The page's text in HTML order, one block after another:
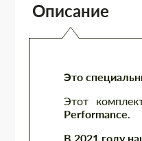
Описание
Это
Этот
Performance.
В 2021 году